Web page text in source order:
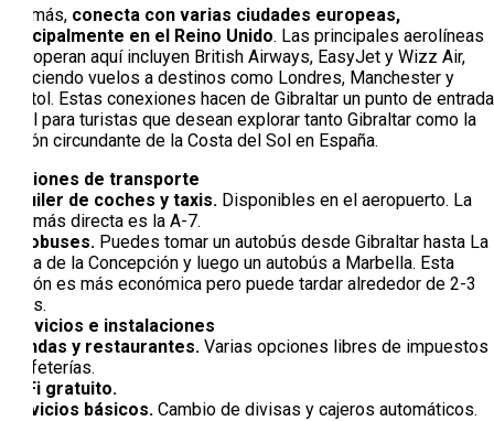
Además, conecta con varias ciudades europeas,
principalmente en el Reino Unido. Las principales aerolíneas
que operan aquí incluyen British Airways, EasyJet y Wizz Air,
ofreciendo vuelos a destinos como Londres, Manchester y
Bristol. Estas conexiones hacen de Gibraltar un punto de entrada
ideal para turistas que desean explorar tanto Gibraltar como la
región circundante de la Costa del Sol en España.
Opciones de transporte
Alquiler de coches y taxis. Disponibles en el aeropuerto. La
ruta más directa es la A-7.
Autobuses. Puedes tomar un autobús desde Gibraltar hasta La
Línea de la Concepción y luego un autobús a Marbella. Esta
opción es más económica pero puede tardar alrededor de 2-3
horas.
Servicios e instalaciones
Tiendas y restaurantes. Varias opciones libres de impuestos
y cafeterías.
Wi-Fi gratuito.
Servicios básicos. Cambio de divisas y cajeros automáticos.